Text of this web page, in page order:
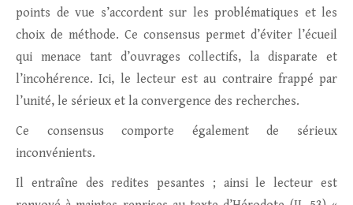
points de vue s’accordent sur les problématiques et les
choix de méthode. Ce consensus permet d’éviter l’écueil
qui menace tant d’ouvrages collectifs, la disparate et
l’incohérence. Ici, le lecteur est au contraire frappé par
l’unité, le sérieux et la convergence des recherches.
Ce consensus comporte également de sérieux
inconvénients.
Il entraîne des redites pesantes ; ainsi le lecteur est